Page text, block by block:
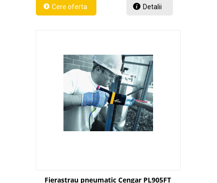
Detalii
Fierastrau pneumatic Cengar PL905FT